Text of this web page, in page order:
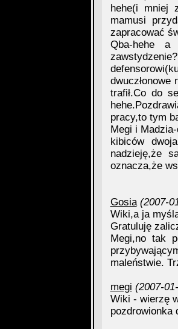
hehe(i mniej
mamusi
zapracować
Qba-hehe a
trafił.Co do
pracy,to tym
Megi i
kibiców
nadzieję,że
oznacza,że
Gosia (2007-
Wiki,a ja
Gratuluję
Megi,no tak
maleństwie.
megi (2007-
Wiki - wierzę
pozdrowionka